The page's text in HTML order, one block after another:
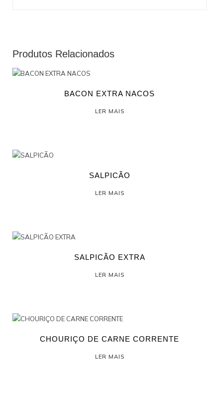
Produtos Relacionados
BACON EXTRA NACOS
LER MAIS
SALPICÃO
LER MAIS
SALPICÃO EXTRA
LER MAIS
CHOURIÇO DE CARNE CORRENTE
LER MAIS